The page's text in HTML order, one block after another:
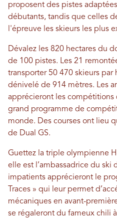
proposent des pistes
débutants, tandis que celles
l'épreuve les skieurs les plus
Dévalez les 820 hectares du
de 100 pistes. Les 21
transporter 50 470 skieurs par
dénivelé de 914 mètres. Les
apprécieront les compétitions
grand programme de
monde. Des courses ont lieu
de Dual GS.
Guettez la triple olympienne
elle est l’ambassadrice du ski
impatients apprécieront le
Traces » qui leur permet
mécaniques en avant-
se régaleront du fameux chili